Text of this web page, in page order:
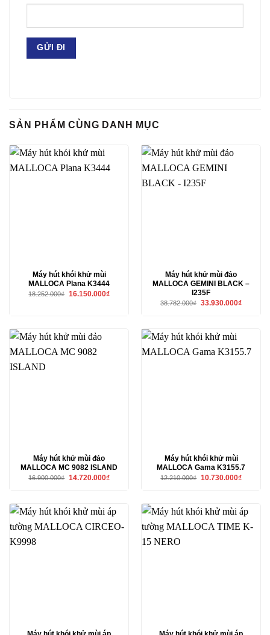
SẢN PHẨM CÙNG DANH MỤC
Máy hút khói khử mùi
MALLOCA Plana K3444
18.252.000₫ Giá
16.150.000₫Giá
Máy hút khử mùi đảo
MALLOCA GEMINI BLACK –
I235F
38.782.000₫ Giá
33.930.000₫Giá
Máy hút khử mùi đảo
MALLOCA MC 9082 ISLAND
16.900.000₫ Giá
14.720.000₫Giá
14.720.000₫.
Máy hút khói khử mùi
MALLOCA Gama K3155.7
12.210.000₫ Giá
10.730.000₫Giá